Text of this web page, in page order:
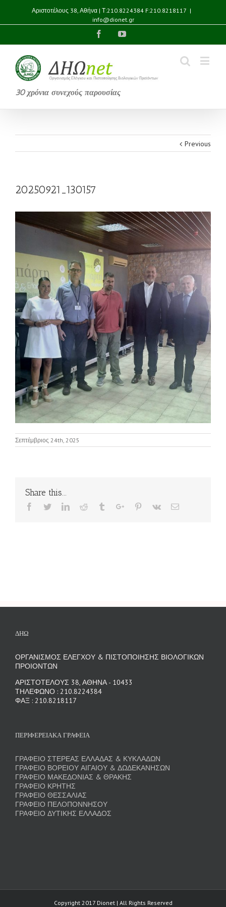
Αριστοτέλους 38, Αθήνα | Τ:210.8224384 F:210.8218117 |
info@dionet.gr
FacebookYouTube
30 χρόνια συνεχούς παρουσίας
Previous
20250921_130157
Σεπτέμβριος 24th, 2025
Share this...
Facebook
TwitterLinkedinReddit TumblrGoogle+Pinterest
Vk Email
ΔΗΩ
ΟΡΓΑΝΙΣΜΟΣ ΕΛΕΓΧΟΥ & ΠΙΣΤΟΠΟΙΗΣΗΣ ΒΙΟΛΟΓΙΚΩΝ
ΠΡΟΙΟΝΤΩΝ
ΑΡΙΣΤΟΤΕΛΟΥΣ 38, ΑΘΗΝΑ - 10433
ΤΗΛΕΦΩΝΟ : 210.8224384
ΦΑΞ : 210.8218117
ΠΕΡΙΦΕΡΕΙΑΚΑ ΓΡΑΦΕΙΑ
ΓΡΑΦΕΙΟ ΣΤΕΡΕΑΣ ΕΛΛΑΔΑΣ & ΚΥΚΛΑΔΩΝ
ΓΡΑΦΕΙΟ ΒΟΡΕΙΟΥ ΑΙΓΑΙΟΥ & ΔΩΔΕΚΑΝΗΣΩΝ
ΓΡΑΦΕΙΟ ΜΑΚΕΔΟΝΙΑΣ & ΘΡΑΚΗΣ
ΓΡΑΦΕΙΟ ΚΡΗΤΗΣ
ΓΡΑΦΕΙΟ ΘΕΣΣΑΛΙΑΣ
ΓΡΑΦΕΙΟ ΠΕΛΟΠΟΝΝΗΣΟΥ
ΓΡΑΦΕΙΟ ΔΥΤΙΚΗΣ ΕΛΛΑΔΟΣ
Copyright 2017 Dionet | All Rights Reserved